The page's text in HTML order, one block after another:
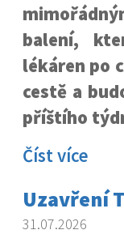
balení,
lékáren po
cestě a
příštího
Číst více
Uzavření
31.07.2026